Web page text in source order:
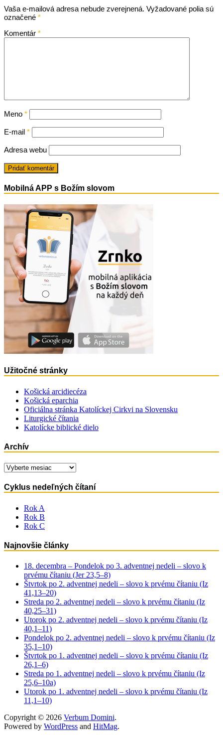
Vaša e-mailová adresa nebude zverejnená. Vyžadované polia sú
označené *
Komentár *
Meno *
E-mail *
Adresa webu
Mobilná APP s Božím slovom
Užitočné stránky
Košická arcidiecéza
Košická eparchia
Oficiálna stránka Katolíckej Cirkvi na Slovensku
Liturgické čítania
Katolícke biblické dielo
Archív
Archív
Cyklus nedeľných čítaní
Rok A
Rok B
Rok C
Najnovšie články
18. decembra – Pondelok po 3. adventnej nedeli – slovo k
prvému čítaniu (Jer 23,5–8)
Štvrtok po 2. adventnej nedeli – slovo k prvému čítaniu (Iz
41,13–20)
Streda po 2. adventnej nedeli – slovo k prvému čítaniu (Iz
40,25–31)
Utorok po 2. adventnej nedeli – slovo k prvému čítaniu (Iz
40,1–11)
Pondelok po 2. adventnej nedeli – slovo k prvému čítaniu (Iz
35,1–10)
Štvrtok po 1. adventnej nedeli – slovo k prvému čítaniu (Iz
26,1–6)
Streda po 1. adventnej nedeli – slovo k prvému čítaniu (Iz
25,6–10a)
Utorok po 1. adventnej nedeli – slovo k prvému čítaniu (Iz
11,1–10)
Copyright © 2026 Verbum Domini.
Powered by WordPress and HitMag.